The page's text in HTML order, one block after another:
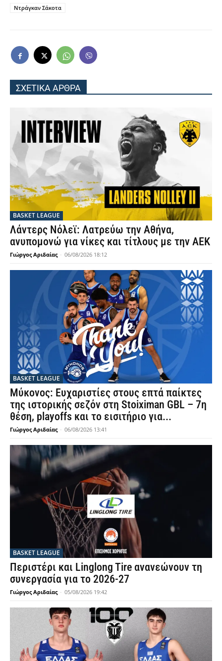
Ντράγκαν Σάκοτα
ΣΧΕΤΙΚΑ ΑΡΘΡΑ
BASKET LEAGUE
Λάντερς Νόλεϊ: Λατρεύω την Αθήνα,
ανυπομονώ για νίκες και τίτλους με την ΑΕΚ
Γιώργος Αριδαίας - 06/08/2026 18:12
BASKET LEAGUE
Μύκονος: Ευχαριστίες στους επτά παίκτες
της ιστορικής σεζόν στη Stoiximan GBL – 7η
θέση, playoffs και το εισιτήριο για...
Γιώργος Αριδαίας - 06/08/2026 13:41
BASKET LEAGUE
Περιστέρι και Linglong Tire ανανεώνουν τη
συνεργασία για το 2026-27
Γιώργος Αριδαίας - 05/08/2026 19:42